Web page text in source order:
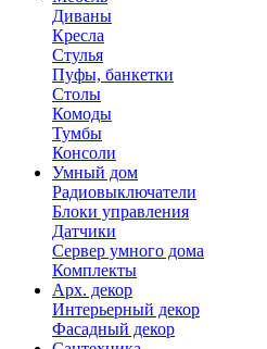
Диваны
Кресла
Стулья
Пуфы, банкетки
Столы
Комоды
Тумбы
Консоли
Умный дом
Радиовыключатели
Блоки управления
Датчики
Сервер умного дома
Комплекты
Арх. декор
Интерьерный декор
Фасадный декор